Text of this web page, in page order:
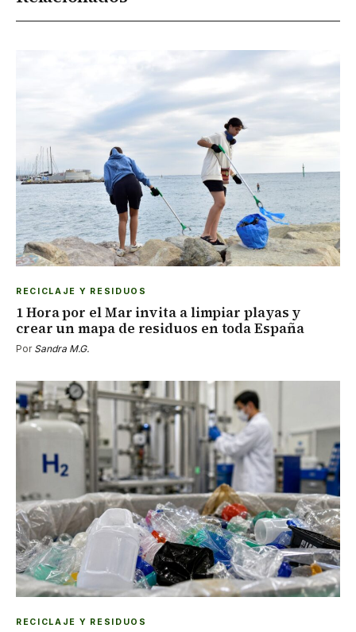
RECICLAJE Y RESIDUOS
1 Hora por el Mar invita a limpiar playas y
crear un mapa de residuos en toda España
Por Sandra M.G.
RECICLAJE Y RESIDUOS